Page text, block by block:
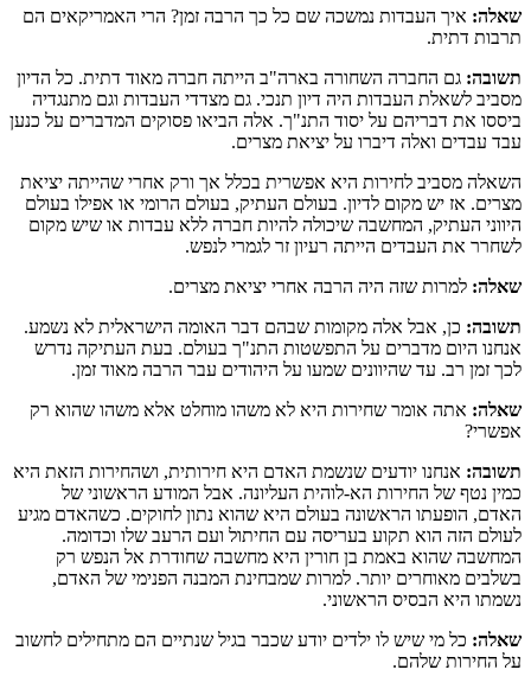
שאלה: איך העבדות נמשכה שם כל כך הרבה זמן? הרי האמריקאים הם
תרבות דתית.
תשובה: גם החברה השחורה בארה"ב הייתה חברה מאוד דתית. כל הדיון
מסביב לשאלת העבדות היה דיון תנכי. גם מצדדי העבדות וגם מתנגדיה
ביססו את דבריהם על יסוד התנ"ך. אלה הביאו פסוקים המדברים על כנען
עבד עבדים ואלה דיברו על יציאת מצרים.
השאלה מסביב לחירות היא אפשרית בכלל אך ורק אחרי שהייתה יציאת
מצרים. אז יש מקום לדיון. בעולם העתיק, בעולם הרומי או אפילו בעולם
היווני העתיק, המחשבה שיכולה להיות חברה ללא עבדות או שיש מקום
לשחרר את העבדים הייתה רעיון זר לגמרי לנפש.
שאלה: למרות שזה היה הרבה אחרי יציאת מצרים.
תשובה: כן, אבל אלה מקומות שבהם דבר האומה הישראלית לא נשמע.
אנחנו היום מדברים על התפשטות התנ"ך בעולם. בעת העתיקה נדרש
לכך זמן רב. עד שהיוונים שמעו על היהודים עבר הרבה מאוד זמן.
שאלה: אתה אומר שחירות היא לא משהו מוחלט אלא משהו שהוא רק
אפשרי?
תשובה: אנחנו יודעים שנשמת האדם היא חירותית, ושהחירות הזאת היא
כמין נטף של החירות הא-לוהית העליונה. אבל המודע הראשוני של
האדם, הופעתו הראשונה בעולם היא שהוא נתון לחוקים. כשהאדם מגיע
לעולם הזה הוא תקוע בעריסה עם החיתול ועם הרעב שלו וכדומה.
המחשבה שהוא באמת בן חורין היא מחשבה שחודרת אל הנפש רק
בשלבים מאוחרים יותר. למרות שמבחינת המבנה הפנימי של האדם,
נשמתו היא הבסיס הראשוני.
שאלה: כל מי שיש לו ילדים יודע שכבר בגיל שנתיים הם מתחילים לחשוב
על החירות שלהם.